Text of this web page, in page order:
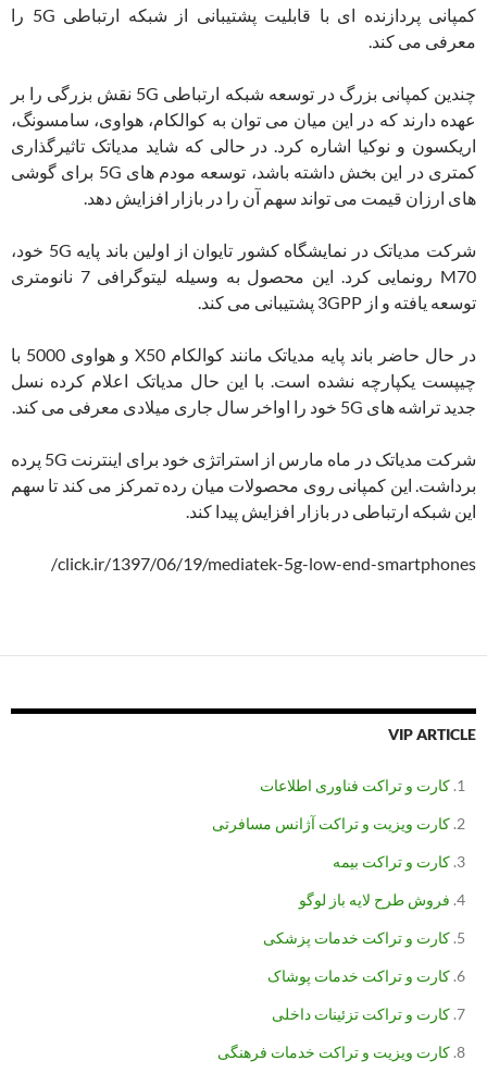
کمپانی پردازنده ای با قابلیت پشتیبانی از شبکه ارتباطی 5G را
معرفی می کند.
چندین کمپانی بزرگ در توسعه شبکه ارتباطی 5G نقش بزرگی را بر
عهده دارند که در این میان می توان به کوالکام، هواوی، سامسونگ،
اریکسون و نوکیا اشاره کرد. در حالی که شاید مدیاتک تاثیرگذاری
کمتری در این بخش داشته باشد، توسعه مودم های 5G برای گوشی
های ارزان قیمت می تواند سهم آن را در بازار افزایش دهد.
شرکت مدیاتک در نمایشگاه کشور تایوان از اولین باند پایه 5G خود،
M70 رونمایی کرد. این محصول به وسیله لیتوگرافی 7 نانومتری
توسعه یافته و از 3GPP پشتیبانی می کند.
در حال حاضر باند پایه مدیاتک مانند کوالکام X50 و هواوی 5000 با
چیپست یکپارچه نشده است. با این حال مدیاتک اعلام کرده نسل
جدید تراشه های 5G خود را اواخر سال جاری میلادی معرفی می کند.
شرکت مدیاتک در ماه مارس از استراتژی خود برای اینترنت 5G پرده
برداشت. این کمپانی روی محصولات میان رده تمرکز می کند تا سهم
این شبکه ارتباطی در بازار افزایش پیدا کند.
click.ir/1397/06/19/mediatek-5g-low-end-smartphones/
VIP ARTICLE
کارت و تراکت فناوری اطلاعات
کارت ویزیت و تراکت آژانس مسافرتی
کارت و تراکت بیمه
فروش طرح لایه باز لوگو
کارت و تراکت خدمات پزشکی
کارت و تراکت خدمات پوشاک
کارت و تراکت تزئینات داخلی
کارت ویزیت و تراکت خدمات فرهنگی